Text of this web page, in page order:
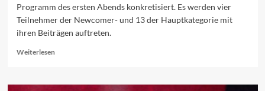
Programm des ersten Abends konkretisiert. Es werden vier
Teilnehmer der Newcomer- und 13 der Hauptkategorie mit
ihren Beiträgen auftreten.
WeiterlesenRead
Das